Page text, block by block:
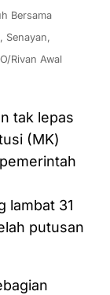
Bersama
Senayan,
Rivan Awal
tak lepas
(MK)
lambat 31
putusan